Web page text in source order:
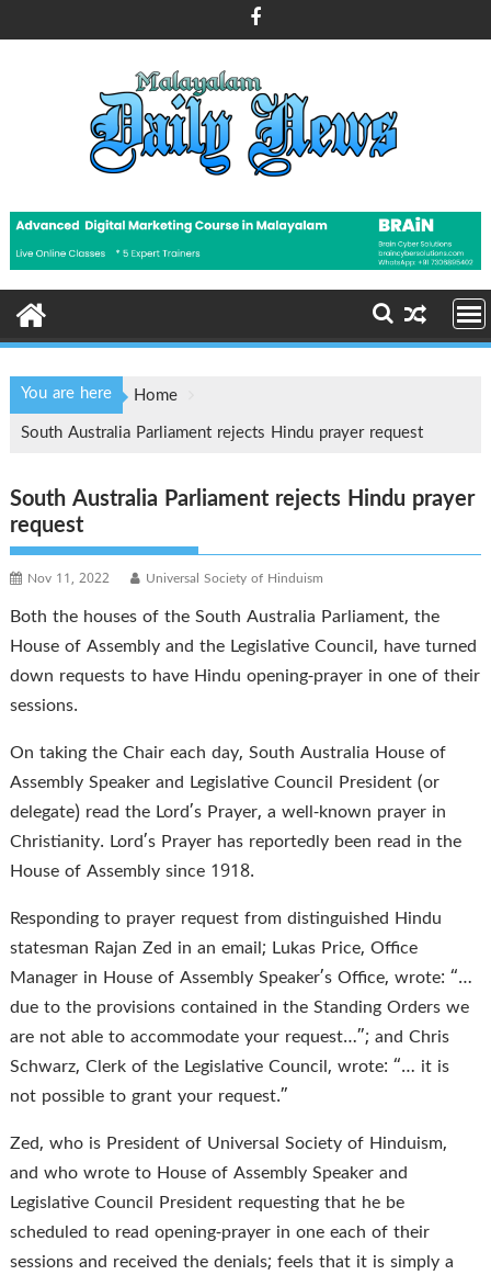
to
You are here
Home
South Australia Parliament rejects Hindu prayer request
South Australia Parliament rejects Hindu prayer
request
Nov 11, 2022 Universal Society of Hinduism
Both the houses of the South Australia Parliament, the
House of Assembly and the Legislative Council, have turned
down requests to have Hindu opening-prayer in one of their
sessions.
On taking the Chair each day, South Australia House of
Assembly Speaker and Legislative Council President (or
delegate) read the Lord’s Prayer, a well-known prayer in
Christianity. Lord’s Prayer has reportedly been read in the
House of Assembly since 1918.
Responding to prayer request from distinguished Hindu
statesman Rajan Zed in an email; Lukas Price, Office
Manager in House of Assembly Speaker’s Office, wrote: “…
due to the provisions contained in the Standing Orders we
are not able to accommodate your request…”; and Chris
Schwarz, Clerk of the Legislative Council, wrote: “… it is
not possible to grant your request.”
Zed, who is President of Universal Society of Hinduism,
and who wrote to House of Assembly Speaker and
Legislative Council President requesting that he be
scheduled to read opening-prayer in one each of their
sessions and received the denials; feels that it is simply a